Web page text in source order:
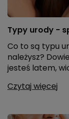
Typy urody -
Co to są typu
należysz?
jesteś latem,
Czytaj więcej